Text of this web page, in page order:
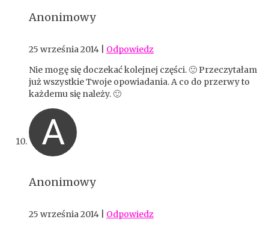
Anonimowy
25 września 2014
Odpowiedz
Nie mogę się doczekać kolejnej części. 🙂 Przeczytałam
już wszystkie Twoje opowiadania. A co do przerwy to
każdemu się należy. 🙂
A
Anonimowy
25 września 2014
Odpowiedz